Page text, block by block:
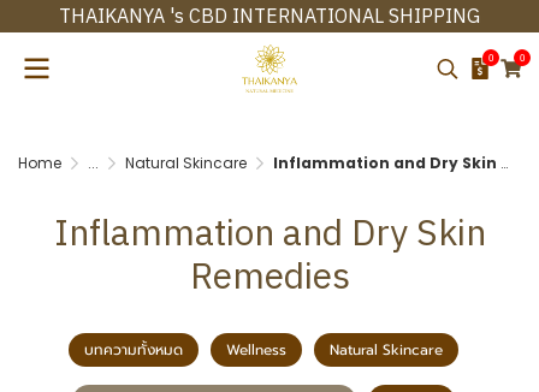
THAIKANYA 's CBD INTERNATIONAL SHIPPING
0 0
Home ... Natural Skincare Inflammation and Dry Skin Remedies
Inflammation and Dry Skin
Remedies
บทความทั้งหมด Wellness Natural Skincare